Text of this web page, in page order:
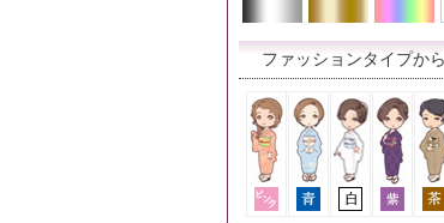
ファッションタイプか